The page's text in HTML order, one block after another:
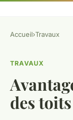
Accueil›Travaux
TRAVAUX
des